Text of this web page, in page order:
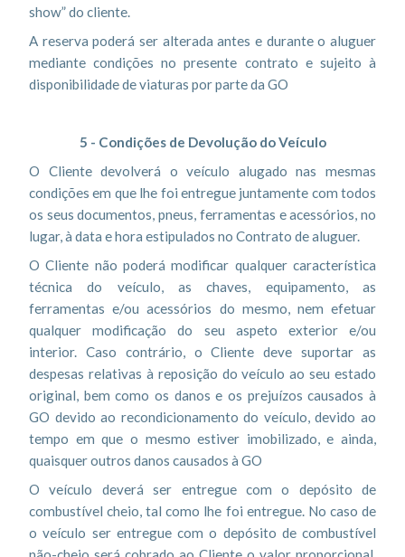
show” do cliente.
A reserva poderá ser alterada antes e durante o aluguer
mediante condições no presente contrato e sujeito à
disponibilidade de viaturas por parte da GO
5 - Condições de Devolução do Veículo
O Cliente devolverá o veículo alugado nas mesmas
condições em que lhe foi entregue juntamente com todos
os seus documentos, pneus, ferramentas e acessórios, no
lugar, à data e hora estipulados no Contrato de aluguer.
O Cliente não poderá modificar qualquer característica
técnica do veículo, as chaves, equipamento, as
ferramentas e/ou acessórios do mesmo, nem efetuar
qualquer modificação do seu aspeto exterior e/ou
interior. Caso contrário, o Cliente deve suportar as
despesas relativas à reposição do veículo ao seu estado
original, bem como os danos e os prejuízos causados à
GO devido ao recondicionamento do veículo, devido ao
tempo em que o mesmo estiver imobilizado, e ainda,
quaisquer outros danos causados à GO
O veículo deverá ser entregue com o depósito de
combustível cheio, tal como lhe foi entregue. No caso de
o veículo ser entregue com o depósito de combustível